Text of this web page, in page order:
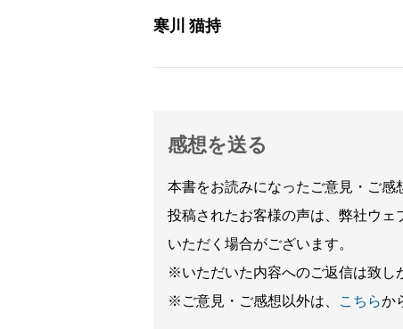
寒川 猫持
感想を送る
本書をお読みになったご意見・ご感
投稿されたお客様の声は、弊社ウェ
いただく場合がございます。
※いただいた内容へのご返信は致し
※ご意見・ご感想以外は、
こちらか